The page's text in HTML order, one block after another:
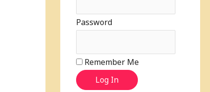
Password
Remember Me
Log In